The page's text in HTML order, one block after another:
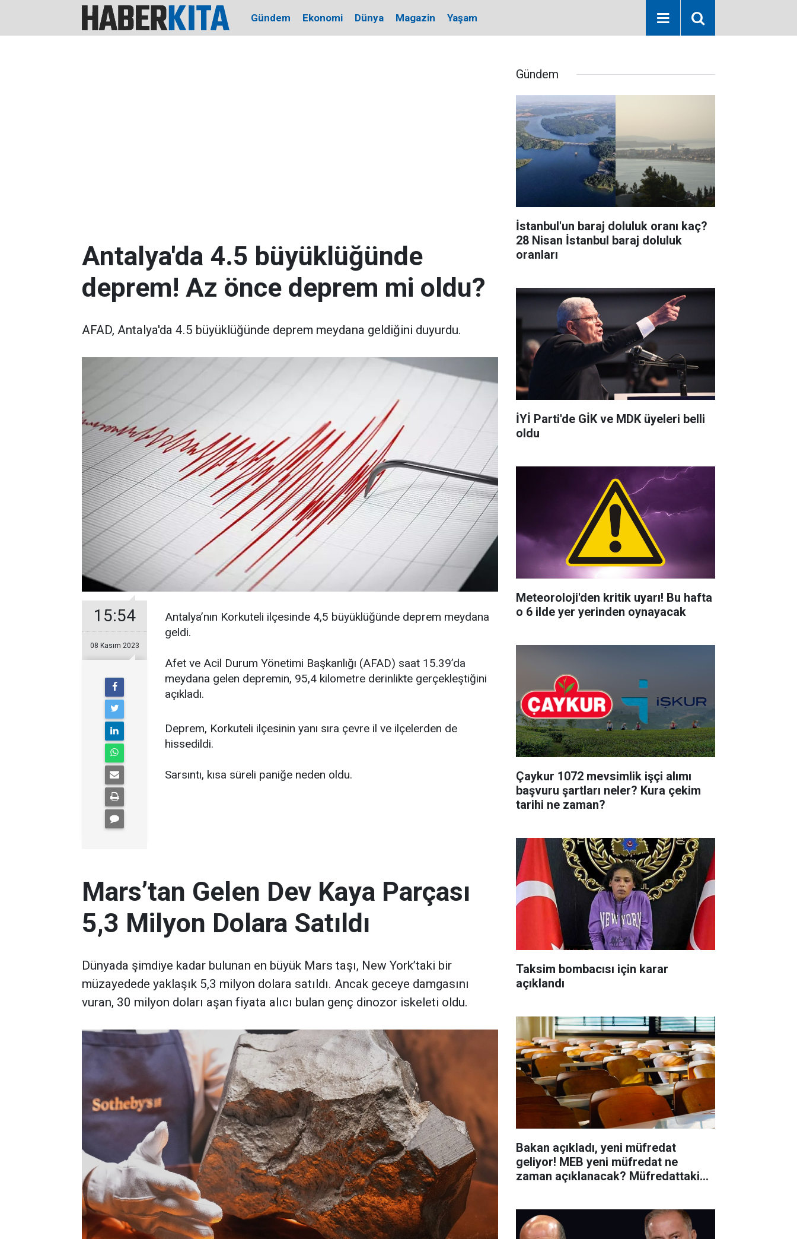
Gündem Ekonomi Dünya Magazin Yaşam
Antalya'da 4.5 büyüklüğünde
deprem! Az önce deprem mi oldu?
AFAD, Antalya'da 4.5 büyüklüğünde deprem meydana geldiğini duyurdu.
15:54
08 Kasım 2023
Antalya’nın Korkuteli ilçesinde 4,5 büyüklüğünde deprem meydana
geldi.
Afet ve Acil Durum Yönetimi Başkanlığı (AFAD) saat 15.39’da
meydana gelen depremin, 95,4 kilometre derinlikte gerçekleştiğini
açıkladı.
Deprem, Korkuteli ilçesinin yanı sıra çevre il ve ilçelerden de
hissedildi.
Sarsıntı, kısa süreli paniğe neden oldu.
Mars’tan Gelen Dev Kaya Parçası
5,3 Milyon Dolara Satıldı
Dünyada şimdiye kadar bulunan en büyük Mars taşı, New York’taki bir
müzayedede yaklaşık 5,3 milyon dolara satıldı. Ancak geceye damgasını
vuran, 30 milyon doları aşan fiyata alıcı bulan genç dinozor iskeleti oldu.
Gündem
İstanbul'un baraj doluluk oranı kaç?
28 Nisan İstanbul baraj doluluk
oranları
İYİ Parti'de GİK ve MDK üyeleri belli
oldu
Meteoroloji'den kritik uyarı! Bu hafta
o 6 ilde yer yerinden oynayacak
Çaykur 1072 mevsimlik işçi alımı
başvuru şartları neler? Kura çekim
tarihi ne zaman?
Taksim bombacısı için karar
açıklandı
Bakan açıkladı, yeni müfredat
geliyor! MEB yeni müfredat ne
zaman açıklanacak? Müfredattaki